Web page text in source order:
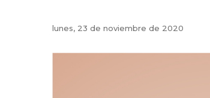
lunes, 23 de noviembre de 2020